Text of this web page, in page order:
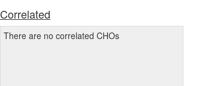
Correlated
There are no correlated CHOs